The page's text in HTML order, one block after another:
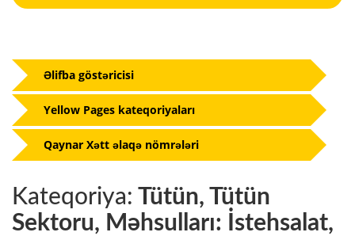
Kateqoriya: Tütün, Tütün
Sektoru, Məhsulları: İstehsalat,
Əlifba göstəricisi
Yellow Pages kateqoriyaları
Qaynar Xətt əlaqə nömrələri